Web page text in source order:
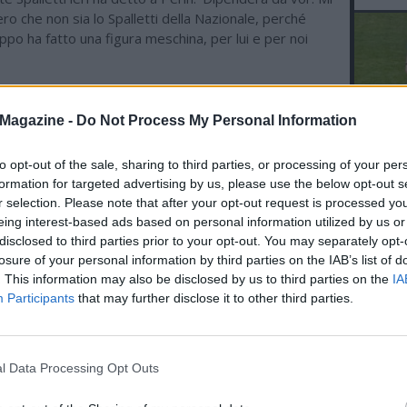
- Do Not Process My Personal Information
opt-out of the sale, sharing to third parties, or processing of your
for targeted advertising by us, please use the below opt-out
selection. Please note that after your opt-out request is processed
interest-based ads based on personal information utilized by us
to third parties prior to your opt-out. You may separately
of your personal information by third parties on the IAB’s list of
This information may also be disclosed by us to third parties on the
Participants that may further disclose it to other third parties.
Data Processing Opt Outs
che non sia lo Spalletti della Nazionale, perché
ha fatto una figura meschina, per lui e per noi
sulla panchina della Juventus sposta un po’ gli
Serie A?
con una grande esperienza. Prima dell’esperienza
aveva fatto ottime cose: ha lavorato anche
Russia, e in Italia ha ottenuto buoni risultati con
come la Roma. Il suo culmine è stato ovviamente
il Napoli, un successo non solo di risultati ma anche
che lo stesso Spalletti sia quello della
un’assurdità".
E sul campo, cosa si aspetta di vedere?
porterà dei cambiamenti significativi nel gioco.
del